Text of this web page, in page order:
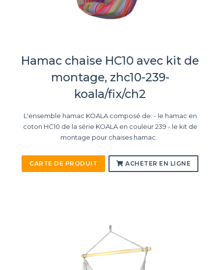
Hamac chaise HC10 avec kit de
montage, zhc10-239-
koala/fix/ch2
L'ensemble hamac KOALA composé de: - le hamac en
coton HC10 de la série KOALA en couleur 239 - le kit de
montage pour chaises hamac.
CARTE DE PRODUIT ACHETER EN LIGNE